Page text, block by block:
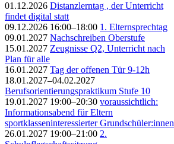
01.12.2026 Distanzlerntag , der Unterricht
findet digital statt
09.12.2026 16:00–18:00 1. Elternsprechtag
09.01.2027 Nachschreiben Oberstufe
15.01.2027 Zeugnisse Q2, Unterricht nach
Plan für alle
16.01.2027 Tag der offenen Tür 9-12h
18.01.2027–04.02.2027
Berufsorientierungspraktikum Stufe 10
19.01.2027 19:00–20:30 voraussichtlich:
Informationsabend für Eltern
sportklasseninteressierter Grundschüler:innen
26.01.2027 19:00–21:00 2.